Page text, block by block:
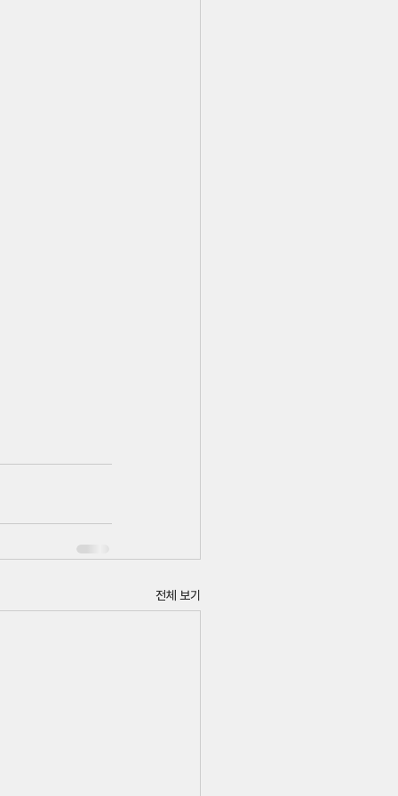
전체 보기